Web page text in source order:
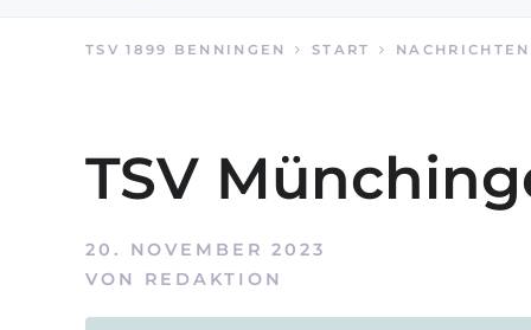
TSV 1899 BENNINGEN START NACHRICHTEN
TSV
20. NOVEMBER 2023
VON REDAKTION